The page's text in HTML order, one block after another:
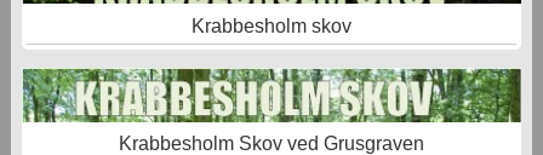
Krabbesholm skov
Krabbesholm Skov ved Grusgraven